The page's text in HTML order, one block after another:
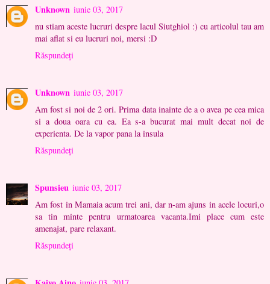
Unknown iunie 03, 2017
nu stiam aceste lucruri despre lacul Siutghiol :) cu articolul tau am
mai aflat si eu lucruri noi, mersi :D
Răspundeți
Unknown iunie 03, 2017
Am fost si noi de 2 ori. Prima data inainte de a o avea pe cea mica
si a doua oara cu ea. Ea s-a bucurat mai mult decat noi de
experienta. De la vapor pana la insula
Răspundeți
Spunsieu iunie 03, 2017
Am fost in Mamaia acum trei ani, dar n-am ajuns in acele locuri,o
sa tin minte pentru urmatoarea vacanta.Imi place cum este
amenajat, pare relaxant.
Răspundeți